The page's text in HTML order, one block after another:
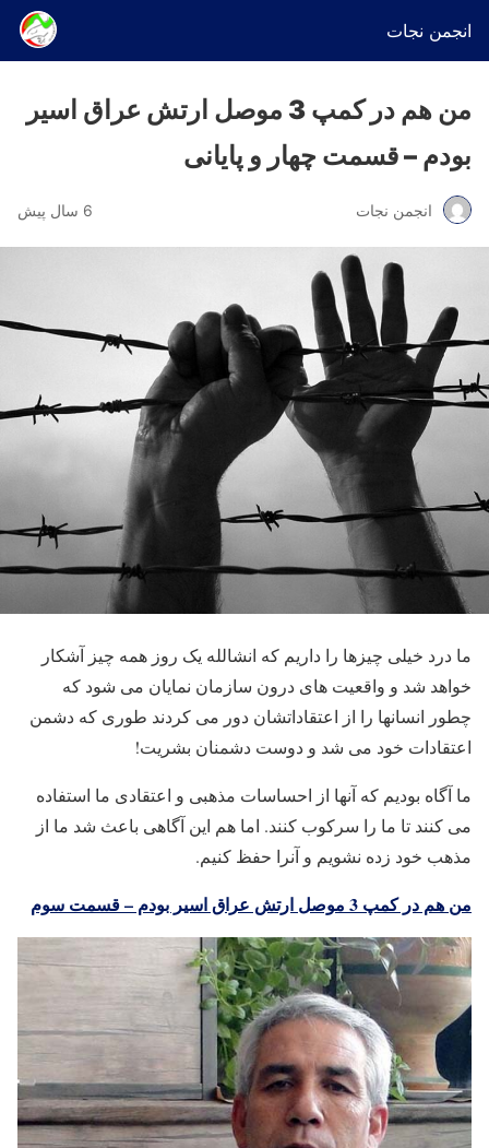
انجمن نجات
من هم در کمپ 3 موصل ارتش عراق اسیر
بودم – قسمت چهار و پایانی
انجمن نجات 6 سال پیش
ما درد خیلی چیزها را داریم که انشالله یک روز همه چیز آشکار
خواهد شد و واقعیت های درون سازمان نمایان می شود که
چطور انسانها را از اعتقاداتشان دور می کردند طوری که دشمن
اعتقادات خود می شد و دوست دشمنان بشریت!
ما آگاه بودیم که آنها از احساسات مذهبی و اعتقادی ما استفاده
می کنند تا ما را سرکوب کنند. اما هم این آگاهی باعث شد ما از
مذهب خود زده نشویم و آنرا حفظ کنیم.
من هم در کمپ 3 موصل ارتش عراق اسیر بودم – قسمت سوم